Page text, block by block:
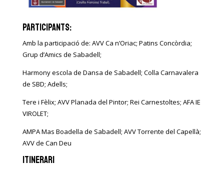
participants:
Amb la participació de: AVV Ca n’Oriac; Patins Concòrdia;
Grup d’Amics de Sabadell;
Harmony escola de Dansa de Sabadell; Colla Carnavalera
de SBD; Adells;
Tere i Fèlix; AVV Planada del Pintor; Rei Carnestoltes; AFA IE
VIROLET;
AMPA Mas Boadella de Sabadell; AVV Torrente del Capellà;
AVV de Can Deu
ITINERARI